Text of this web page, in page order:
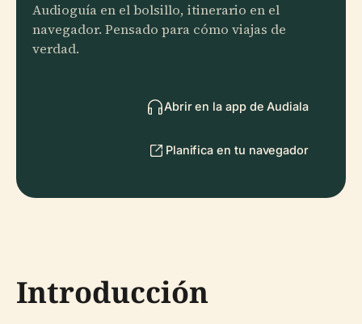
Audioguía en el bolsillo, itinerario en el
navegador. Pensado para cómo viajas de
verdad.
Abrir en la app de Audiala
Planifica en tu navegador
Introducción